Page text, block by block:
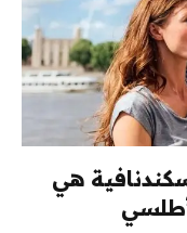
هي